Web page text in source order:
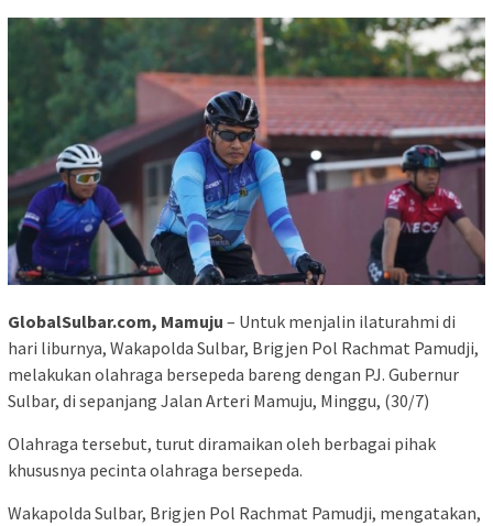
GlobalSulbar.com, Mamuju – Untuk menjalin ilaturahmi di
hari liburnya, Wakapolda Sulbar, Brigjen Pol Rachmat Pamudji,
melakukan olahraga bersepeda bareng dengan PJ. Gubernur
Sulbar, di sepanjang Jalan Arteri Mamuju, Minggu, (30/7)
Olahraga tersebut, turut diramaikan oleh berbagai pihak
khususnya pecinta olahraga bersepeda.
Wakapolda Sulbar, Brigjen Pol Rachmat Pamudji, mengatakan,